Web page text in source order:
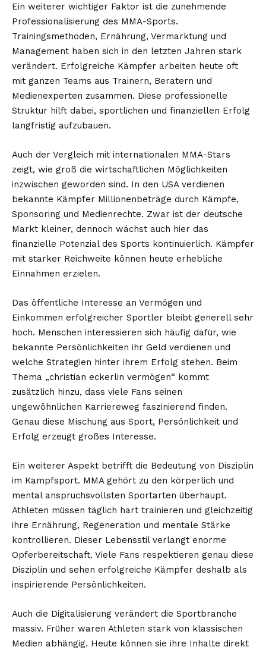
Ein weiterer wichtiger Faktor ist die zunehmende
Professionalisierung des MMA-Sports.
Trainingsmethoden, Ernährung, Vermarktung und
Management haben sich in den letzten Jahren stark
verändert. Erfolgreiche Kämpfer arbeiten heute oft
mit ganzen Teams aus Trainern, Beratern und
Medienexperten zusammen. Diese professionelle
Struktur hilft dabei, sportlichen und finanziellen Erfolg
langfristig aufzubauen.
Auch der Vergleich mit internationalen MMA-Stars
zeigt, wie groß die wirtschaftlichen Möglichkeiten
inzwischen geworden sind. In den USA verdienen
bekannte Kämpfer Millionenbeträge durch Kämpfe,
Sponsoring und Medienrechte. Zwar ist der deutsche
Markt kleiner, dennoch wächst auch hier das
finanzielle Potenzial des Sports kontinuierlich. Kämpfer
mit starker Reichweite können heute erhebliche
Einnahmen erzielen.
Das öffentliche Interesse an Vermögen und
Einkommen erfolgreicher Sportler bleibt generell sehr
hoch. Menschen interessieren sich häufig dafür, wie
bekannte Persönlichkeiten ihr Geld verdienen und
welche Strategien hinter ihrem Erfolg stehen. Beim
Thema „christian eckerlin vermögen“ kommt
zusätzlich hinzu, dass viele Fans seinen
ungewöhnlichen Karriereweg faszinierend finden.
Genau diese Mischung aus Sport, Persönlichkeit und
Erfolg erzeugt großes Interesse.
Ein weiterer Aspekt betrifft die Bedeutung von Disziplin
im Kampfsport. MMA gehört zu den körperlich und
mental anspruchsvollsten Sportarten überhaupt.
Athleten müssen täglich hart trainieren und gleichzeitig
ihre Ernährung, Regeneration und mentale Stärke
kontrollieren. Dieser Lebensstil verlangt enorme
Opferbereitschaft. Viele Fans respektieren genau diese
Disziplin und sehen erfolgreiche Kämpfer deshalb als
inspirierende Persönlichkeiten.
Auch die Digitalisierung verändert die Sportbranche
massiv. Früher waren Athleten stark von klassischen
Medien abhängig. Heute können sie ihre Inhalte direkt